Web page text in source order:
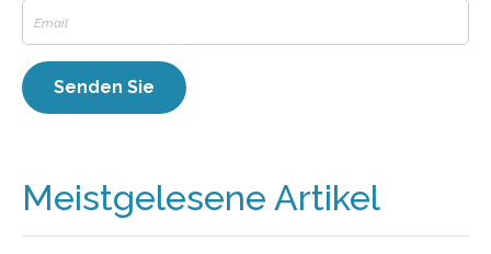
Meistgelesene Artikel